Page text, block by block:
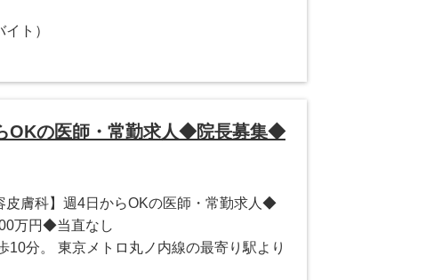
ト）
OKの医師・常勤求人◆院長募集◆
皮膚科】週4日からOKの医師・常勤求人◆
万円◆当直なし
10分。 東京メトロ丸ノ内線の最寄り駅より